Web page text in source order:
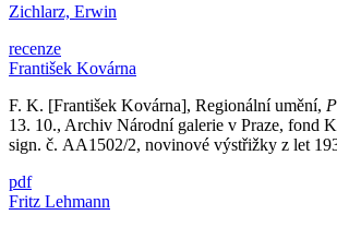
Zichlarz, Erwin
recenze
František Kovárna
F. K. [František Kovárna], Regionální umění,
13. 10., Archiv Národní galerie v Praze, fond
sign. č. AA1502/2, novinové výstřižky z let
pdf
Fritz Lehmann